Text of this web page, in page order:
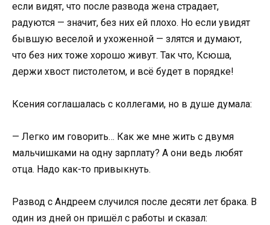
если видят, что после развода жена страдает,
радуются — значит, без них ей плохо. Но если увидят
бывшую веселой и ухоженной — злятся и думают,
что без них тоже хорошо живут. Так что, Ксюша,
держи хвост пистолетом, и всё будет в порядке!
Ксения соглашалась с коллегами, но в душе думала:
— Легко им говорить… Как же мне жить с двумя
мальчишками на одну зарплату? А они ведь любят
отца. Надо как-то привыкнуть.
Развод с Андреем случился после десяти лет брака. В
один из дней он пришёл с работы и сказал: